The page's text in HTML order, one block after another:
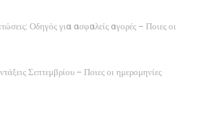
Οδηγός για ασφαλείς αγορές – Ποιες οι
Σεπτεμβρίου – Ποιες οι ημερομηνίες